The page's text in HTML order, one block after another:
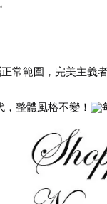
常範圍，完美主義
整體風格不變！